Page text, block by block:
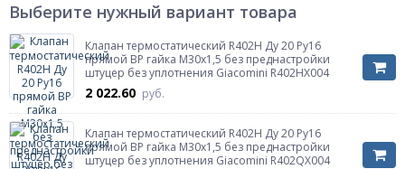
Выберите нужный вариант товара
Клапан термостатический R402H Ду 20 Ру16
прямой ВР гайка М30х1,5 без преднастройки
штуцер без уплотнения Giacomini R402HX004
2 022.60 руб.
Клапан термостатический R402H Ду 20 Ру16
прямой ВР гайка М30х1,5 без преднастройки
штуцер без уплотнения Giacomini R402QX004